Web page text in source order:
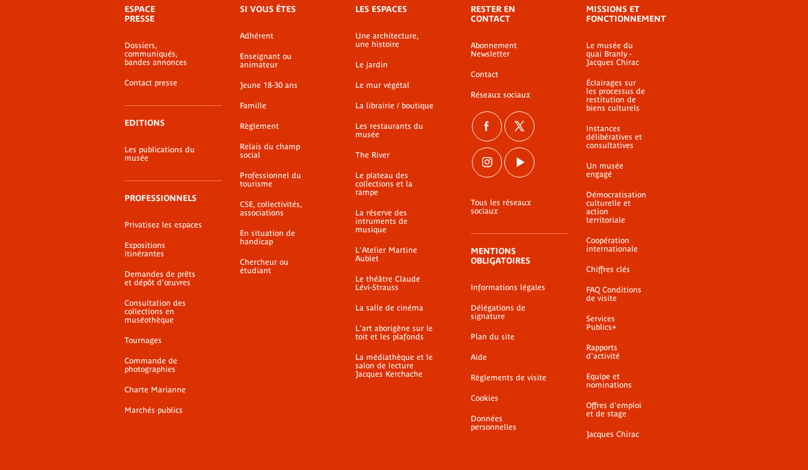
de
bas-
page
ESPACE
PRESSE
Dossiers,
communiqués,
bandes annonces
Contact presse
EDITIONS
Les publications du
musée
PROFESSIONNELS
Privatisez les espaces
Expositions
itinérantes
Demandes de prêts
et dépôt d'œuvres
Consultation des
collections en
muséothèque
Tournages
Commande de
photographies
Charte Marianne
Marchés publics
SI VOUS ÊTES
Adhérent
Enseignant ou
animateur
Jeune 18-30 ans
Famille
Règlement
Relais du champ
social
Professionnel du
tourisme
CSE, collectivités,
associations
En situation de
handicap
Chercheur ou
étudiant
LES ESPACES
Une architecture,
une histoire
Le jardin
Le mur végétal
La librairie / boutique
Les restaurants du
musée
The River
Le plateau des
collections et la
rampe
La réserve des
intruments de
musique
L'Atelier Martine
Aublet
Le théâtre Claude
Lévi-Strauss
La salle de cinéma
L'art aborigène sur le
toit et les plafonds
La médiathèque et le
salon de lecture
Jacques Kerchache
RESTER EN
CONTACT
Abonnement
Newsletter
Contact
Réseaux sociaux
Tous les réseaux
sociaux
MENTIONS
OBLIGATOIRES
Informations légales
Délégations de
signature
Plan du site
Aide
Règlements de visite
Cookies
Données
personnelles
MISSIONS ET
FONCTIONNEMENT
Le musée du
quai Branly -
Jacques Chirac
Éclairages sur
les processus de
restitution de
biens culturels
Instances
délibératives et
consultatives
Un musée
engagé
Démocratisation
culturelle et
action
territoriale
Coopération
internationale
Chiffres clés
FAQ Conditions
de visite
Services
Publics+
Rapports
d'activité
Equipe et
nominations
Offres d'emploi
et de stage
Jacques Chirac